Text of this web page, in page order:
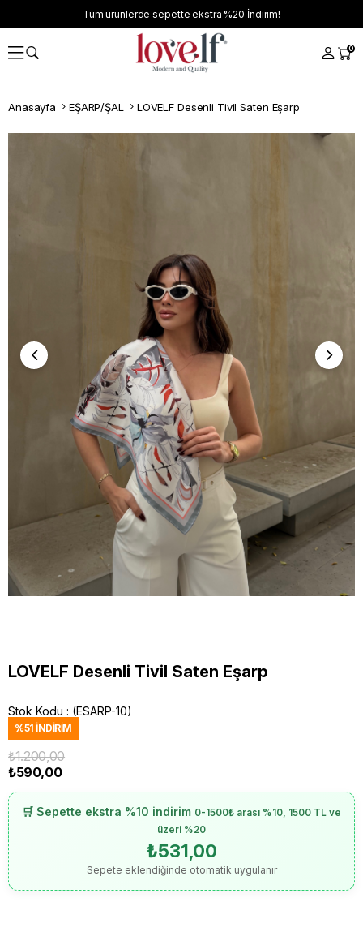
Tüm ürünlerde sepette ekstra %20 İndirim!
0
Anasayfa EŞARP/ŞAL LOVELF Desenli Tivil Saten Eşarp
LOVELF Desenli Tivil Saten Eşarp
Stok Kodu (ESARP-10)
%51 İNDIRIM
₺1.200,00
₺590,00
🛒 Sepette ekstra %10 indirim 0-1500₺ arası %10, 1500 TL ve
üzeri %20
₺531,00
Sepete eklendiğinde otomatik uygulanır